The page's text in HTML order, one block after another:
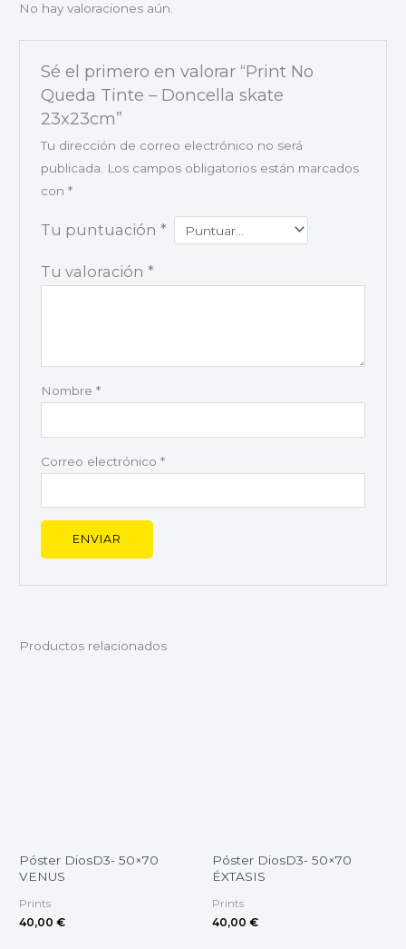
No hay valoraciones aún.
Sé el primero en valorar “Print No
Queda Tinte – Doncella skate
23x23cm”
Tu dirección de correo electrónico no será
publicada.
Los campos obligatorios están marcados
con *
Tu puntuación *
Tu valoración *
Nombre *
Correo electrónico *
Productos relacionados
Póster DiosD3- 50×70
VENUS
Prints
40,00 €
Póster DiosD3- 50×70
ÉXTASIS
Prints
40,00 €